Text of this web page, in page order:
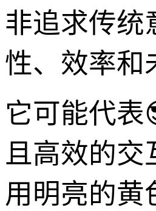
非追求传统
性、效率和
它可能代表
且高效的交
用明亮的黄